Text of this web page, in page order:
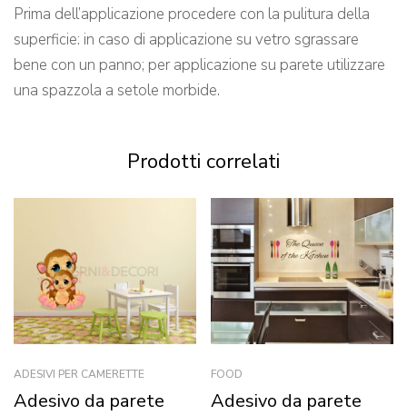
Prima dell’applicazione procedere con la pulitura della
superficie: in caso di applicazione su vetro sgrassare
bene con un panno; per applicazione su parete utilizzare
una spazzola a setole morbide.
Prodotti correlati
ADESIVI PER CAMERETTE
Adesivo da parete
FOOD
Adesivo da parete